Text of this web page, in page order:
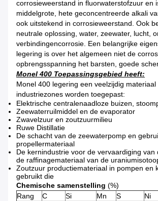
corrosieweerstand in fluorwaterstofzuur en
middelgrote, hete geconcentreerde alkali
ook uitstekend in corrosieweerstand. Ook
neutrale oplossing, water, zeewater, lucht,
verbindingencorrosie. Een belangrijke
legering is over het algemeen niet de
opbrengsspanning het barsten, goede
Monel 400 Toepassingsgebied heeft:
Monel 400 legering een veelzijdig
industriezones worden toegepast:
Elektrische centralenaadloze buizen,
Zeewaterruilmiddel en de evaporator
Zwavelzuur en zoutzuurmilieu
Ruwe Distillatie
De schacht van de zeewaterpomp en
propellermateriaal
De kernindustrie voor de vervaardiging van
de raffinagemateriaal van de
Zoutzuur productiemateriaal in pompen en
gebruikt die
Chemische samenstelling (%)
Rang
C Si Mn S Ni